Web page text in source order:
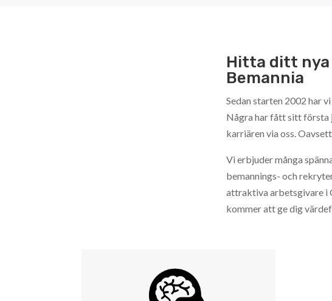
Hitta ditt nya
Bemannia
Sedan starten 2002 har
Några har fått sitt första
karriären via oss.
Vi erbjuder många
bemannings- och
attraktiva arbetsgivare i
kommer att ge dig